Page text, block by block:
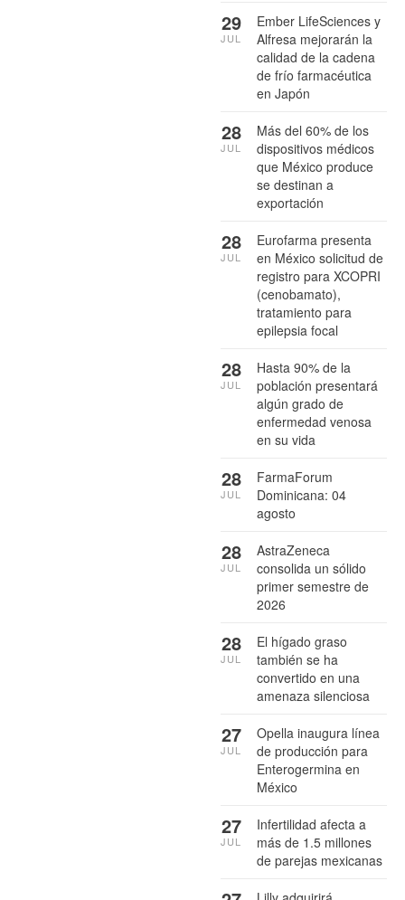
Ember LifeSciences y
Alfresa mejorarán la
calidad de la cadena
de frío farmacéutica
en Japón
29
JUL
Más del 60% de los
dispositivos médicos
que México produce
se destinan a
exportación
28
JUL
Eurofarma presenta
en México solicitud de
registro para XCOPRI
(cenobamato),
tratamiento para
epilepsia focal
28
JUL
Hasta 90% de la
población presentará
algún grado de
enfermedad venosa
en su vida
28
JUL
FarmaForum
Dominicana: 04
agosto
28
JUL
AstraZeneca
consolida un sólido
primer semestre de
2026
28
JUL
El hígado graso
también se ha
convertido en una
amenaza silenciosa
28
JUL
Opella inaugura línea
de producción para
Enterogermina en
México
27
JUL
Infertilidad afecta a
más de 1.5 millones
de parejas mexicanas
27
JUL